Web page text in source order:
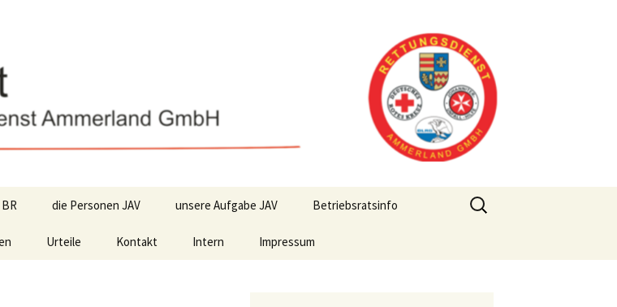
die Personen JAV unsere Aufgabe JAV Betriebsratsinfo
Urteile Kontakt Intern Impressum
Suchen
nach: